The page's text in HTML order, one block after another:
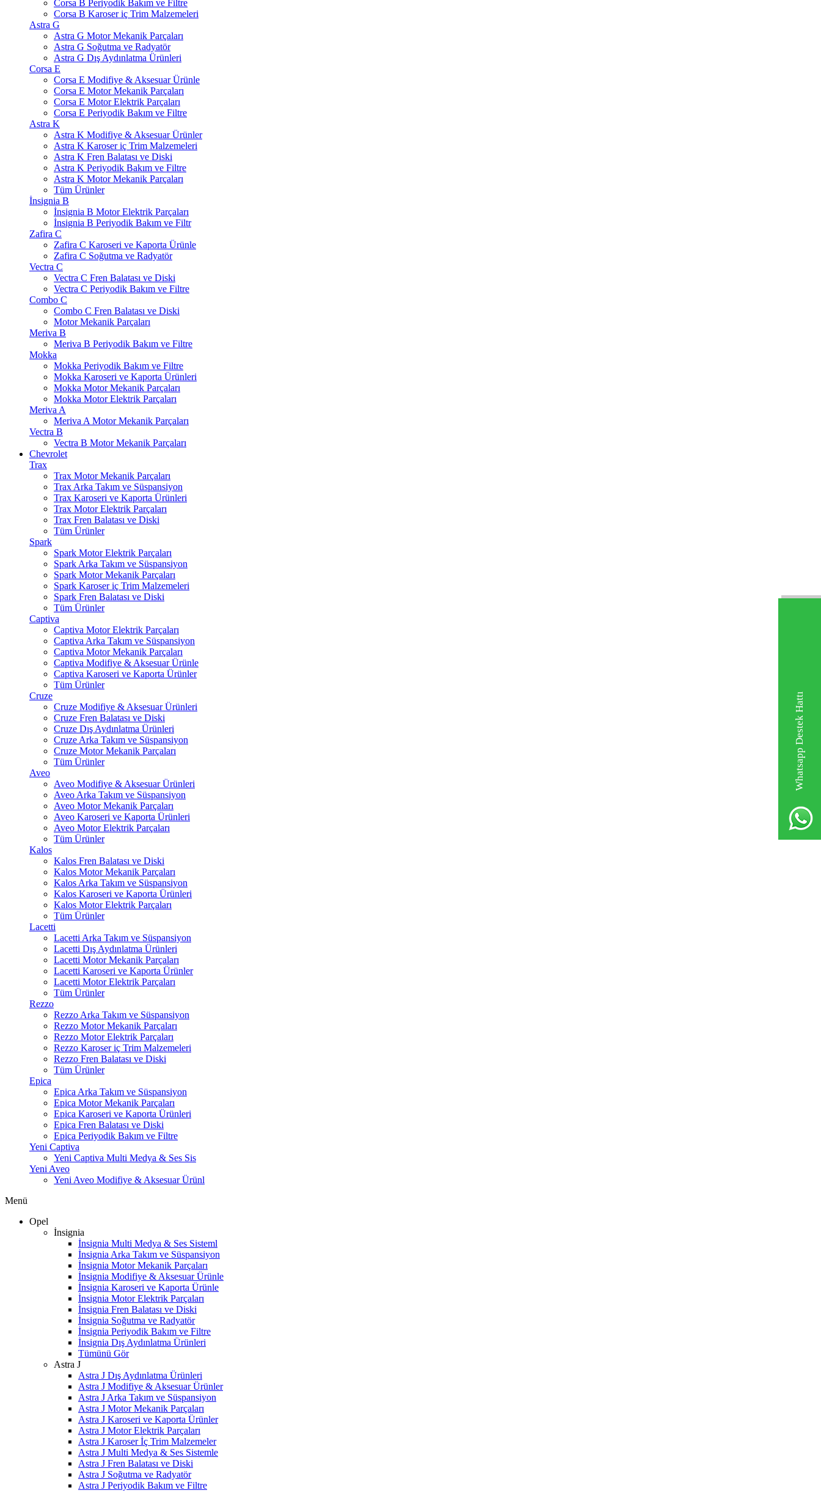
Whatsapp Destek Hattı
Corsa B Periyodik Bakım ve Filtre
Corsa B Karoser iç Trim Malzemeleri
Astra G
Astra G Motor Mekanik Parçaları
Astra G Soğutma ve Radyatör
Astra G Dış Aydınlatma Ürünleri
Corsa E
Corsa E Modifiye & Aksesuar Ürünle
Corsa E Motor Mekanik Parçaları
Corsa E Motor Elektrik Parçaları
Corsa E Periyodik Bakım ve Filtre
Astra K
Astra K Modifiye & Aksesuar Ürünler
Astra K Karoser iç Trim Malzemeleri
Astra K Fren Balatası ve Diski
Astra K Periyodik Bakım ve Filtre
Astra K Motor Mekanik Parçaları
Tüm Ürünler
İnsignia B
İnsignia B Motor Elektrik Parçaları
İnsignia B Periyodik Bakım ve Filtr
Zafira C
Zafira C Karoseri ve Kaporta Ürünle
Zafira C Soğutma ve Radyatör
Vectra C
Vectra C Fren Balatası ve Diski
Vectra C Periyodik Bakım ve Filtre
Combo C
Combo C Fren Balatası ve Diski
Motor Mekanik Parçaları
Meriva B
Meriva B Periyodik Bakım ve Filtre
Mokka
Mokka Periyodik Bakım ve Filtre
Mokka Karoseri ve Kaporta Ürünleri
Mokka Motor Mekanik Parçaları
Mokka Motor Elektrik Parçaları
Meriva A
Meriva A Motor Mekanik Parçaları
Vectra B
Vectra B Motor Mekanik Parçaları
Chevrolet
Trax
Trax Motor Mekanik Parçaları
Trax Arka Takım ve Süspansiyon
Trax Karoseri ve Kaporta Ürünleri
Trax Motor Elektrik Parçaları
Trax Fren Balatası ve Diski
Tüm Ürünler
Spark
Spark Motor Elektrik Parçaları
Spark Arka Takım ve Süspansiyon
Spark Motor Mekanik Parçaları
Spark Karoser iç Trim Malzemeleri
Spark Fren Balatası ve Diski
Tüm Ürünler
Captiva
Captiva Motor Elektrik Parçaları
Captiva Arka Takım ve Süspansiyon
Captiva Motor Mekanik Parçaları
Captiva Modifiye & Aksesuar Ürünle
Captiva Karoseri ve Kaporta Ürünler
Tüm Ürünler
Cruze
Cruze Modifiye & Aksesuar Ürünleri
Cruze Fren Balatası ve Diski
Cruze Dış Aydınlatma Ürünleri
Cruze Arka Takım ve Süspansiyon
Cruze Motor Mekanik Parçaları
Tüm Ürünler
Aveo
Aveo Modifiye & Aksesuar Ürünleri
Aveo Arka Takım ve Süspansiyon
Aveo Motor Mekanik Parçaları
Aveo Karoseri ve Kaporta Ürünleri
Aveo Motor Elektrik Parçaları
Tüm Ürünler
Kalos
Kalos Fren Balatası ve Diski
Kalos Motor Mekanik Parçaları
Kalos Arka Takım ve Süspansiyon
Kalos Karoseri ve Kaporta Ürünleri
Kalos Motor Elektrik Parçaları
Tüm Ürünler
Lacetti
Lacetti Arka Takım ve Süspansiyon
Lacetti Dış Aydınlatma Ürünleri
Lacetti Motor Mekanik Parçaları
Lacetti Karoseri ve Kaporta Ürünler
Lacetti Motor Elektrik Parçaları
Tüm Ürünler
Rezzo
Rezzo Arka Takım ve Süspansiyon
Rezzo Motor Mekanik Parçaları
Rezzo Motor Elektrik Parçaları
Rezzo Karoser iç Trim Malzemeleri
Rezzo Fren Balatası ve Diski
Tüm Ürünler
Epica
Epica Arka Takım ve Süspansiyon
Epica Motor Mekanik Parçaları
Epica Karoseri ve Kaporta Ürünleri
Epica Fren Balatası ve Diski
Epica Periyodik Bakım ve Filtre
Yeni Captiva
Yeni Captiva Multi Medya & Ses Sis
Yeni Aveo
Yeni Aveo Modifiye & Aksesuar Ürünl
Menü
Opel
İnsignia
İnsignia Multi Medya & Ses Sisteml
İnsignia Arka Takım ve Süspansiyon
İnsignia Motor Mekanik Parçaları
İnsignia Modifiye & Aksesuar Ürünle
İnsignia Karoseri ve Kaporta Ürünle
İnsignia Motor Elektrik Parçaları
İnsignia Fren Balatası ve Diski
İnsignia Soğutma ve Radyatör
İnsignia Periyodik Bakım ve Filtre
İnsignia Dış Aydınlatma Ürünleri
Tümünü Gör
Astra J
Astra J Dış Aydınlatma Ürünleri
Astra J Modifiye & Aksesuar Ürünler
Astra J Arka Takım ve Süspansiyon
Astra J Motor Mekanik Parçaları
Astra J Karoseri ve Kaporta Ürünler
Astra J Motor Elektrik Parçaları
Astra J Karoser İç Trim Malzemeler
Astra J Multi Medya & Ses Sistemle
Astra J Fren Balatası ve Diski
Astra J Soğutma ve Radyatör
Astra J Periyodik Bakım ve Filtre